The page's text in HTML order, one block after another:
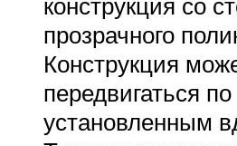
конструкция со
прозрачного
Конструкция
передвигаться
установленным